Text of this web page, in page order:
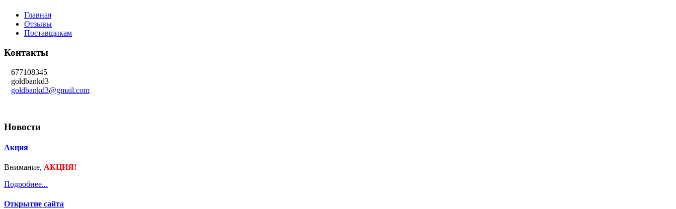
Главная
Отзывы
Поставщикам
Контакты
677108345
goldbankd3
goldbankd3@gmail.com
Новости
Акция
Внимание, АКЦИЯ!
Подробнее...
Открытие сайта